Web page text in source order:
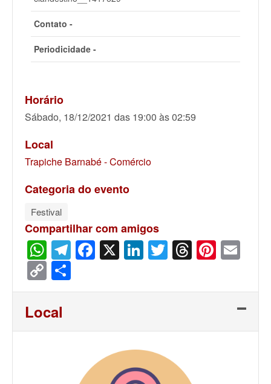
Contato -
Periodicidade -
Horário
Sábado, 18/12/2021 das 19:00 às 02:59
Local
Trapiche Barnabé - Comércio
Categoria do evento
Festival
Compartilhar com amigos
WhatsApp
Telegram
Facebook
X LinkedIn
Twitter
Threads
Copy
Link
Local